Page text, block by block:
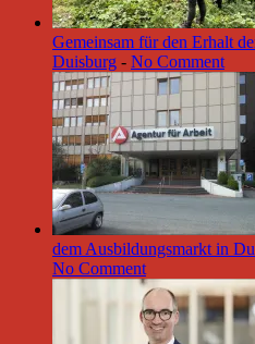
Gemeinsam für den Erhalt
Duisburg - No Comment
dem Ausbildungsmarkt in
No Comment